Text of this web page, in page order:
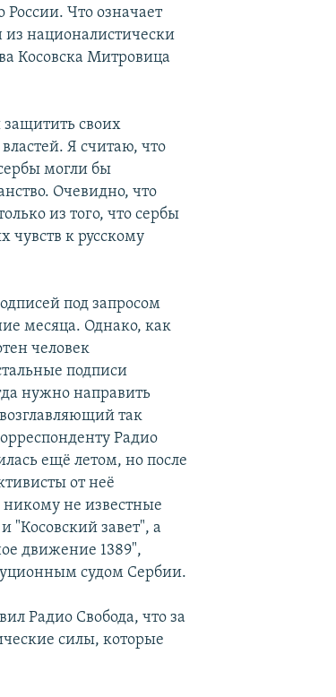
Что означает
из националистически
Косовска Митровица
защитить своих
Я считаю, что
могли бы
Очевидно, что
из того, что сербы
чувств к русскому
под запросом
месяца. Однако, как
человек
подписи
нужно направить
так
Радио
ещё летом, но после
от неё
не известные
"Косовский завет", а
движение 1389",
судом Сербии.
Радио Свобода, что за
силы, которые